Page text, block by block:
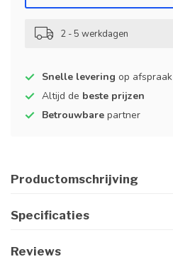
2 - 5 werkdagen
Snelle levering op afspraak
Altijd de beste prijzen
Betrouwbare partner
Productomschrijving
Specificaties
Reviews